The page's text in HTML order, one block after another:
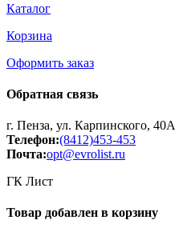
Каталог
Корзина
Оформить заказ
Обратная связь
г. Пенза, ул. Карпинского, 40А
Телефон:(8412)453-453
Почта:opt@evrolist.ru
ГК Лист
Товар добавлен в корзину